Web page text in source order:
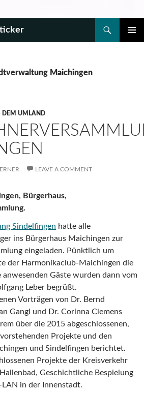
Maichingen
DEM UMLAND
LEAVE A COMMENT
Bürgerhaus,
Sindelfingen hatte alle
ins Bürgerhaus Maichingen zur
eingeladen. Pünktlich um
der Harmonikaclub-Maichingen die
anwesenden Gäste wurden dann vom
Leber begrüßt.
Vorträgen von Dr. Bernd
Gangl und Dr. Corinna Clemens
über die 2015 abgeschlossenen,
Projekte und den
und Sindelfingen berichtet.
Projekte der Kreisverkehr
Geschichtliche Bespielung
in der Innenstadt.